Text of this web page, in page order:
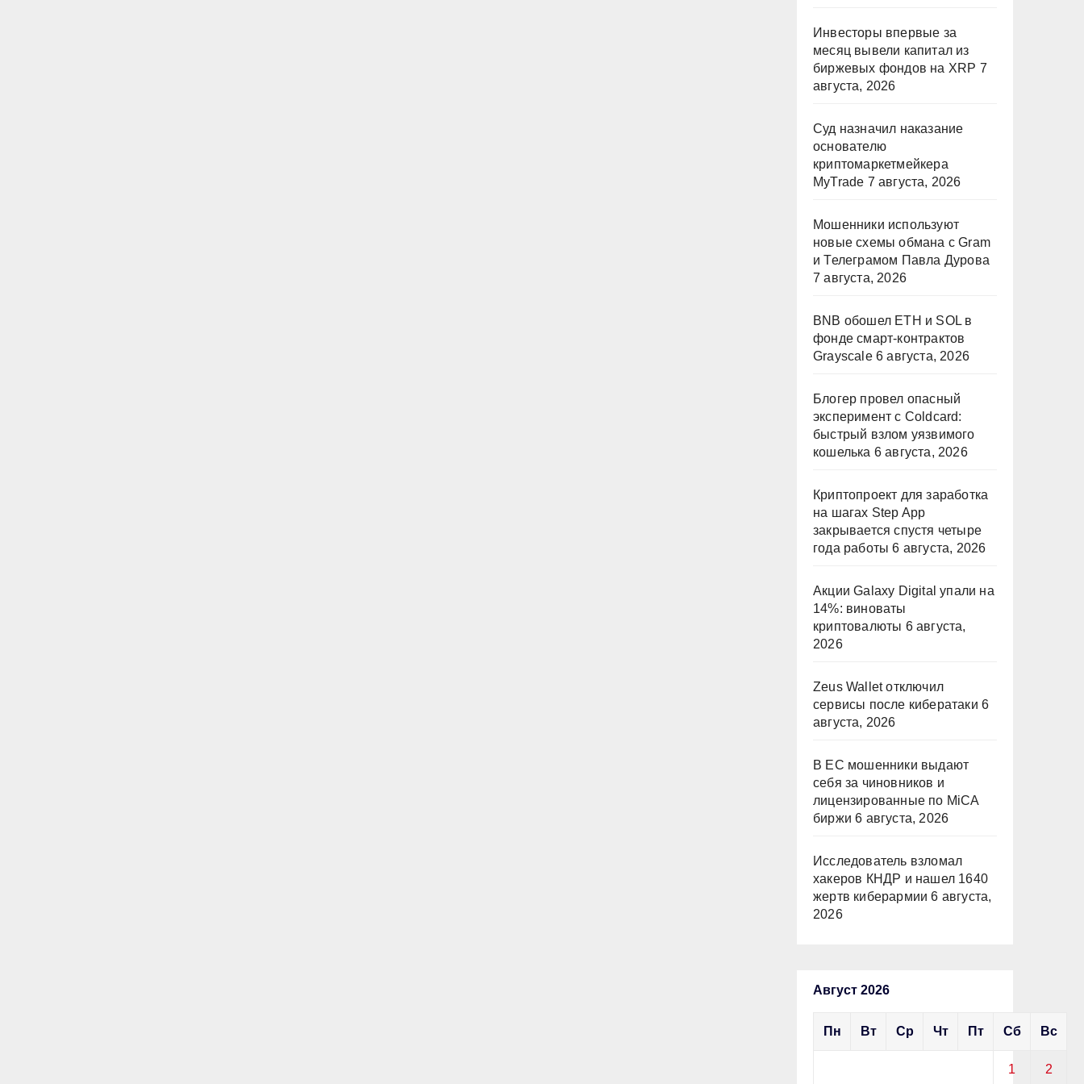
Инвесторы впервые за
месяц вывели капитал из
биржевых фондов на XRP 7
августа, 2026
Суд назначил наказание
основателю
криптомаркетмейкера
MyTrade 7 августа, 2026
Мошенники используют
новые схемы обмана с Gram
и Телеграмом Павла Дурова
7 августа, 2026
BNB обошел ETH и SOL в
фонде смарт-контрактов
Grayscale 6 августа, 2026
Блогер провел опасный
эксперимент с Coldcard:
быстрый взлом уязвимого
кошелька 6 августа, 2026
Криптопроект для заработка
на шагах Step App
закрывается спустя четыре
года работы 6 августа, 2026
Акции Galaxy Digital упали на
14%: виноваты
криптовалюты 6 августа,
2026
Zeus Wallet отключил
сервисы после кибератаки 6
августа, 2026
В ЕС мошенники выдают
себя за чиновников и
лицензированные по MiCA
биржи 6 августа, 2026
Исследователь взломал
хакеров КНДР и нашел 1640
жертв киберармии 6 августа,
2026
Август 2026
Пн Вт Ср Чт Пт Сб Вс
1 2